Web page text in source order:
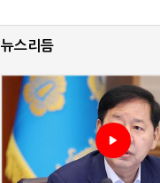
뉴스리듬